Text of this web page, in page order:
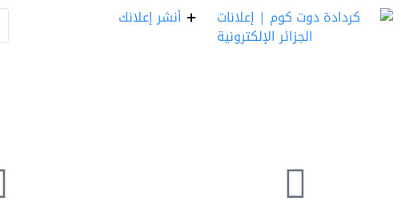
أنشر إعلانك